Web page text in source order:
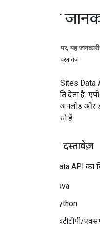
खास
इस पेज पर, यह
उपलब्ध दस्तावेज़
Google Sites
की अनुमति देता है.
अटैचमेंट अपलोड और
दिखा सकते हैं.
उपलब्ध दस्तावेज़
Sites Data API का
Java
Python
एचटीटीपी/